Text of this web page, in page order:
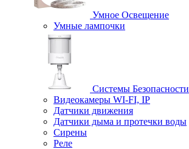
Умное Освещение
Умные лампочки
Системы Безопасности
Видеокамеры WI-FI, IP
Датчики движения
Датчики дыма и протечки воды
Сирены
Реле